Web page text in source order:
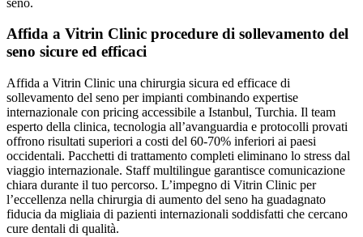
Affida a Vitrin Clinic procedure di sollevamento del
seno sicure ed efficaci
Affida a Vitrin Clinic una chirurgia sicura ed efficace di
sollevamento del seno per impianti combinando expertise
internazionale con pricing accessibile a Istanbul, Turchia. Il team
esperto della clinica, tecnologia all’avanguardia e protocolli provati
offrono risultati superiori a costi del 60-70% inferiori ai paesi
occidentali. Pacchetti di trattamento completi eliminano lo stress dal
viaggio internazionale. Staff multilingue garantisce comunicazione
chiara durante il tuo percorso. L’impegno di Vitrin Clinic per
l’eccellenza nella chirurgia di aumento del seno ha guadagnato
fiducia da migliaia di pazienti internazionali soddisfatti che cercano
cure dentali di qualità.